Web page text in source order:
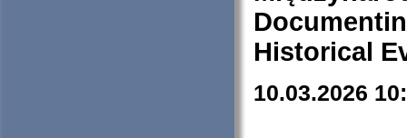
Historical
10.03.2026